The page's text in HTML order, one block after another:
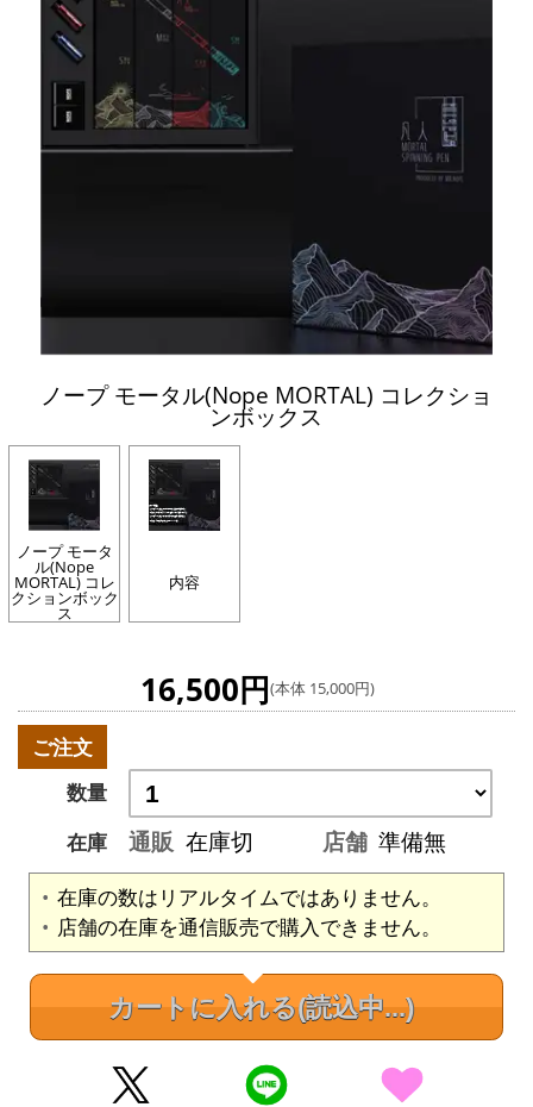
ノープ モータル(Nope MORTAL) コレクショ
ンボックス
ノープ モータ
ル(Nope
MORTAL) コレ
クションボック
ス
内容
16,500円(本体 15,000円)
ご注文
数量
在庫
通販 在庫切 店舗 準備無
在庫の数はリアルタイムではありません。
店舗の在庫を通信販売で購入できません。
カートに入れる(読込中...)